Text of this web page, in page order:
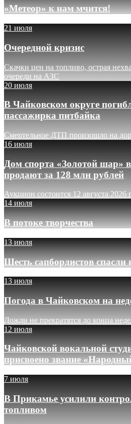
«Метеор» к нам мчится!
21 июля
Очередной кризис
Скачки цен на топливо, острая
очереди на АЗС
20 июля
В Чайковском округе
пассажирка питбайка
Смертельное ДТП произошло на
16 июля
Дом спорта «Золотой шар»
продают за 128 млн рублей
Аукцион состоится 12 августа 2026
14 июля
В потоке творчества
13 июля
Шесть сапбордистов спасли
13 июля
Погода в Чайковском на
Дожди не прекратятся до конца
12 июля
Чайковской вокальной
присвоено звание
7 июля
В Прикамье усилили
топливом